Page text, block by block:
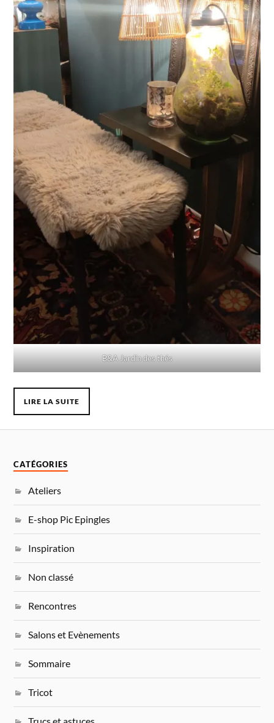
B&A Jardin des thés
LIRE LA SUITE
CATÉGORIES
Ateliers
E-shop Pic Epingles
Inspiration
Non classé
Rencontres
Salons et Evènements
Sommaire
Tricot